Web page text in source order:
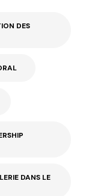
DES
DANS LE